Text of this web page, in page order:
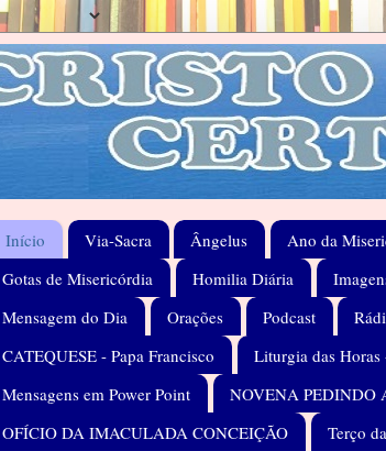
Início Via-Sacra Ângelus Ano da
Gotas de Misericórdia
Homilia Diária
Mensagem do Dia
Orações Podcast
CATEQUESE - Papa Francisco
Liturgia das Horas
Mensagens em Power Point
NOVENA PEDINDO
OFÍCIO DA IMACULADA CONCEIÇÃO
Terço